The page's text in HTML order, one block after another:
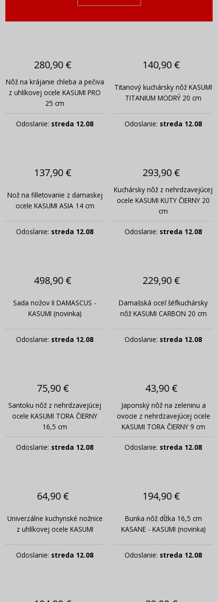
280,90 €
Nôž na krájanie chleba a pečiva
z uhlíkovej ocele KASUMI PRO
25 cm
Odoslanie: streda 12.08
140,90 €
Titanový kuchársky nôž KASUMI
TITANIUM MODRÝ 20 cm
Odoslanie: streda 12.08
137,90 €
Nož na filletovanie z damaskej
ocele KASUMI ASIA 14 cm
Odoslanie: streda 12.08
293,90 €
Kuchársky nôž z nehrdzavejúcej
ocele KASUMI KUTY ČIERNY 20
cm
Odoslanie: streda 12.08
498,90 €
Sada nožov II DAMASCUS -
KASUMI (novinka)
Odoslanie: streda 12.08
229,90 €
Damašská oceľ šéfkuchársky
nôž KASUMI CARBON 20 cm
Odoslanie: streda 12.08
75,90 €
Santoku nôž z nehrdzavejúcej
ocele KASUMI TORA ČIERNY
16,5 cm
Odoslanie: streda 12.08
43,90 €
Japonský nôž na zeleninu a
ovocie z nehrdzavejúcej ocele
KASUMI TORA ČIERNY 9 cm
Odoslanie: streda 12.08
64,90 €
Univerzálne kuchynské nožnice
z uhlíkovej ocele KASUMI
Odoslanie: streda 12.08
194,90 €
Bunka nôž dĺžka 16,5 cm
KASANE - KASUMI (novinka)
Odoslanie: streda 12.08